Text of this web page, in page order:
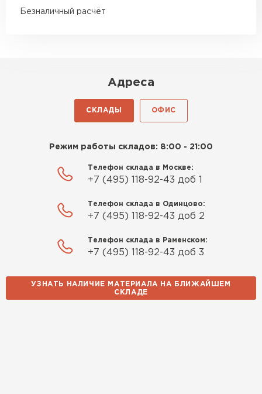
Безналичный расчёт
Адреса
СКЛАДЫ ОФИС
Режим работы складов: 8:00 - 21:00
Телефон склада в Москве:
+7 (495) 118-92-43 доб 1
Телефон склада в Одинцово:
+7 (495) 118-92-43 доб 2
Телефон склада в Раменском:
+7 (495) 118-92-43 доб 3
УЗНАТЬ НАЛИЧИЕ МАТЕРИАЛА НА БЛИЖАЙШЕМ
СКЛАДЕ